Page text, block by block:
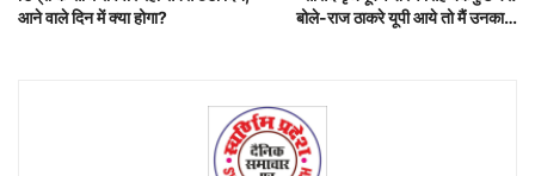
आने वाले दिन में क्या होगा?
बोले-राज ठाकरे यूपी आये तो मैं उनका…